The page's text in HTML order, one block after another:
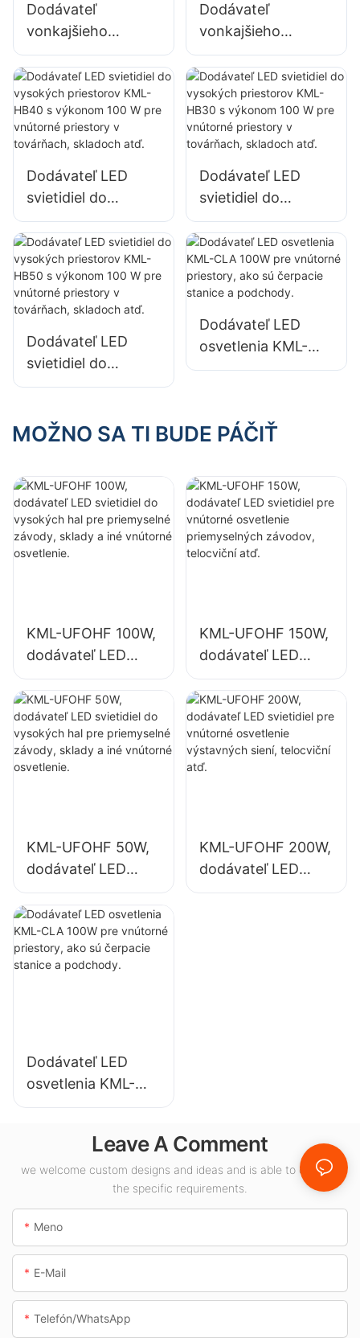
Dodávateľ
vonkajšieho
osvetlenia
prístavných
terminálov a letísk
KML-FL2C 750W
LED reflektor
Dodávateľ
vonkajšieho
osvetlenia
prístavných
terminálov a letísk
KML-FL2C 1000W
LED reflektor
Dodávateľ LED
svietidiel do
vysokých
priestorov KML-
HB40 s výkonom
100 W pre vnútorné
priestory v
skladoch atď.
Dodávateľ LED
svietidiel do
vysokých
priestorov KML-
HB30 s výkonom
100 W pre vnútorné
továrňach,
skladoch atď.
Dodávateľ LED
svietidiel do
vysokých
HB50 s výkonom
továrňach,
skladoch atď.
Dodávateľ LED
osvetlenia KML-
CLA 100W pre
stanice a
MOŽNO SA TI BUDE PÁČIŤ
KML-UFOHF 100W,
dodávateľ LED
svietidiel do
vysokých hal pre
priemyselné
závody, sklady a
iné vnútorné
KML-UFOHF 150W,
dodávateľ LED
svietidiel pre
vnútorné
osvetlenie
priemyselných
závodov, telocviční
KML-UFOHF 50W,
dodávateľ LED
svietidiel do
vysokých hal pre
priemyselné
závody, sklady a
KML-UFOHF 200W,
dodávateľ LED
svietidiel pre
Dodávateľ LED
osvetlenia KML-
CLA 100W pre
ako sú čerpacie
stanice a
Leave A Comment
we welcome custom designs and ideas and is able to cater to
the specific requirements.
Meno
E-Mail
Telefón/whatsApp